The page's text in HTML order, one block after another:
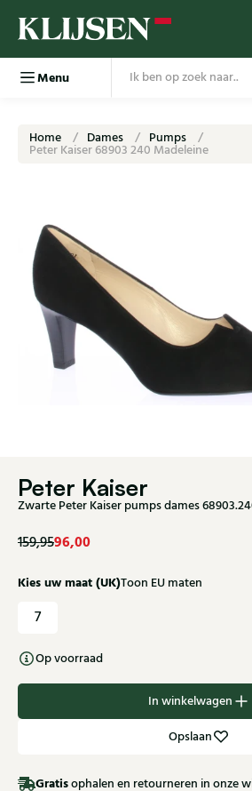
Menu
Home Dames Pumps
Peter Kaiser 68903 240 Madeleine
Peter Kaiser
Zwarte Peter Kaiser pumps dames
159,9596,00
Kies uw maat (UK)Toon EU maten
7
Op voorraad
In winkelwagen
Opslaan
Gratisophalen en retourneren in onze